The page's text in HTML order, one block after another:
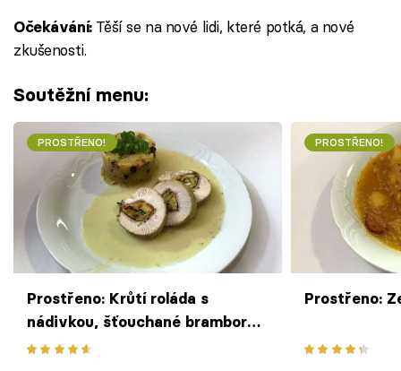
Očekávání: Těší se na nové lidi, které potká, a nové
zkušenosti.
Soutěžní menu:
PROSTŘENO!
Prostřeno: Krůtí roláda s
nádivkou, šťouchané brambory
po moravsku
PROSTŘENO!
Prostřeno: